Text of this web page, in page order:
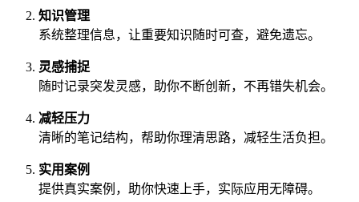
知识管理
系统整理信息，让重要知识随时可查，避免遗忘。
灵感捕捉
随时记录突发灵感，助你不断创新，不再错失机会。
减轻压力
清晰的笔记结构，帮助你理清思路，减轻生活负担。
实用案例
提供真实案例，助你快速上手，实际应用无障碍。